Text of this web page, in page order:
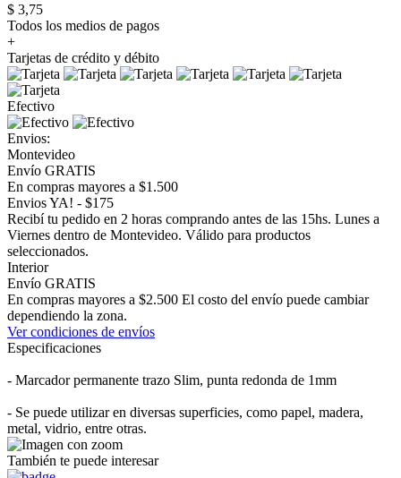
$ 3,75
Todos los medios de pagos
+
Tarjetas de crédito y débito
Efectivo
Envios:
Montevideo
Envío GRATIS
En compras mayores a $1.500
Envios YA! - $175
Recibí tu pedido en 2 horas comprando antes de las 15hs. Lunes a
Viernes dentro de Montevideo. Válido para productos
seleccionados.
Interior
Envío GRATIS
En compras mayores a $2.500 El costo del envío puede cambiar
dependiendo la zona.
Ver condiciones de envíos
Especificaciones
- Marcador permanente trazo Slim, punta redonda de 1mm
- Se puede utilizar en diversas superficies, como papel, madera,
metal, vidrio, entre otras.
También te puede interesar